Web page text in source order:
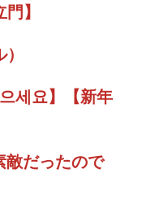
】
세요】【新年
敵だったので